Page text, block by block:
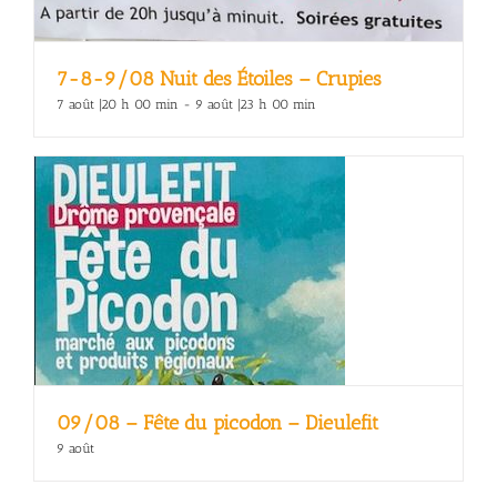
7-8-9/08 Nuit des Étoiles – Crupies
7 août |20 h 00 min - 9 août |23 h 00 min
09/08 – Fête du picodon – Dieulefit
9 août